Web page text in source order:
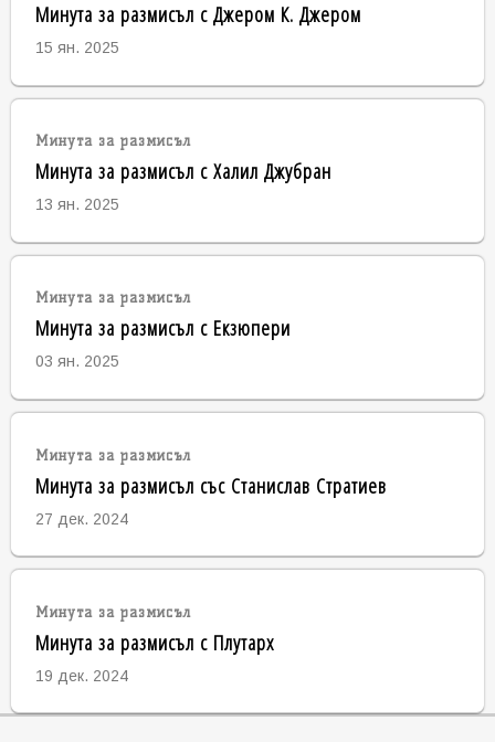
Минута за размисъл с Джером К. Джером
15 ян. 2025
Минута за размисъл
Минута за размисъл с Халил Джубран
13 ян. 2025
Минута за размисъл
Минута за размисъл с Екзюпери
03 ян. 2025
Минута за размисъл
Минута за размисъл със Станислав Стратиев
27 дек. 2024
Минута за размисъл
Минута за размисъл с Плутарх
19 дек. 2024